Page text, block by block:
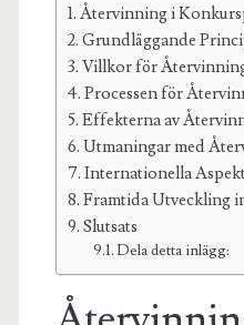
Återvinning i
Grundläggande
Villkor för
Processen för
Effekterna av
Utmaningar med
Internationella
Framtida Utveckling
Slutsats
Dela detta inlägg: